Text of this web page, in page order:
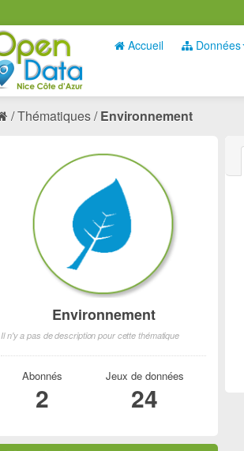
Accueil Données
Thématiques Environnement
Environnement
Il n'y a pas de description pour cette thématique
Abonnés
2
Jeux de données
24